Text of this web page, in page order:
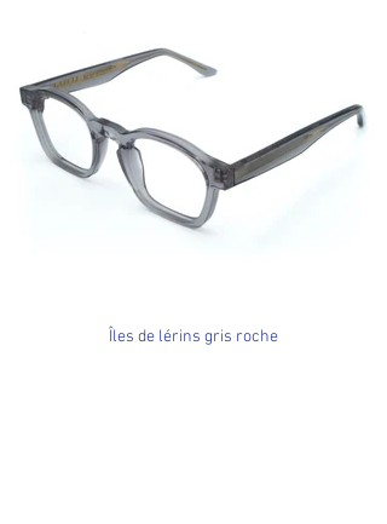
Îles de lérins gris roche